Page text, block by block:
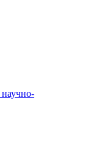
научно-